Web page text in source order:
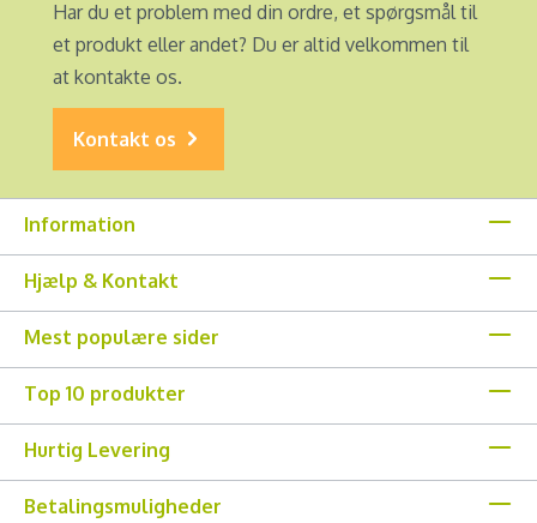
Har du et problem med din ordre, et spørgsmål til
et produkt eller andet? Du er altid velkommen til
at kontakte os.
Kontakt os
Information
Hjælp & Kontakt
Mest populære sider
Top 10 produkter
Hurtig Levering
Betalingsmuligheder